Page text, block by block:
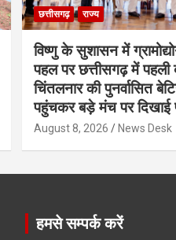
छत्तीसगढ़ राज्य
विष्णु के सुशासन में
पहल पर छत्तीसगढ़ में
चिंतलनार की पुनर्वासित
पहुंचकर बड़े मंच पर दिखाई
August 8, 2026 News Desk
हमसे सम्पर्क करें